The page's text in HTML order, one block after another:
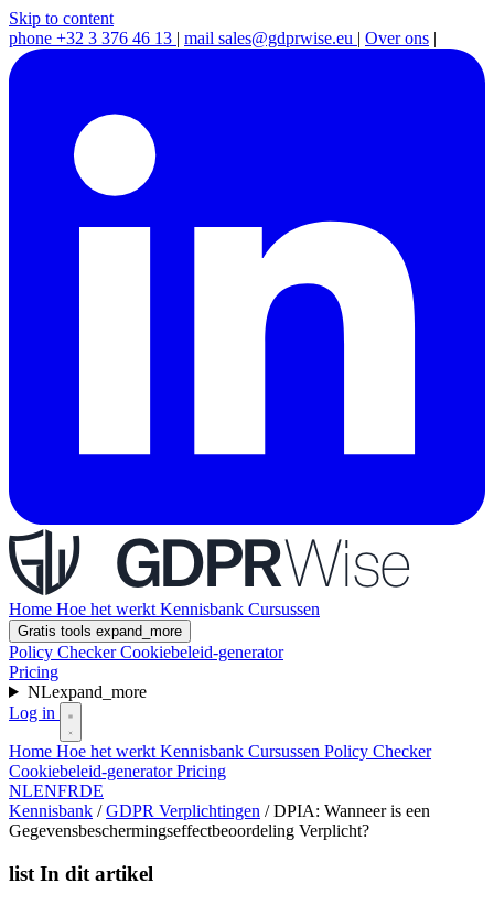
Skip to content
phone +32 3 376 46 13 | mail sales@gdprwise.eu | Over ons |
Home Hoe het werkt Kennisbank Cursussen
Gratis tools expand_more
Policy CheckerCookiebeleid-generator
Pricing
NLexpand_more
Log in
Home Hoe het werkt Kennisbank Cursussen Policy Checker
Cookiebeleid-generatorPricing
NLENFRDE
Kennisbank / GDPR Verplichtingen / DPIA: Wanneer is een
Gegevensbeschermingseffectbeoordeling Verplicht?
list In dit artikel